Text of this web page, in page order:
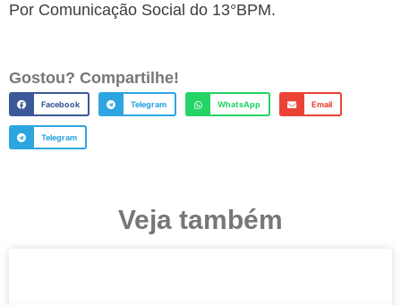
Por Comunicação Social do 13°BPM.
Gostou? Compartilhe!
Facebook Telegram WhatsApp Email
Telegram
Veja também